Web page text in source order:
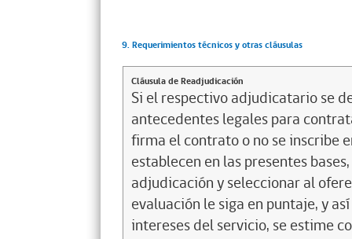
9. Requerimientos técnicos y otras cláusulas
Cláusula de Readjudicación
Si el respectivo adjudicatario se
antecedentes legales para
firma el contrato o no se inscribe
establecen en las presentes
adjudicación y seleccionar al
evaluación le siga en puntaje, y
intereses del servicio, se estime